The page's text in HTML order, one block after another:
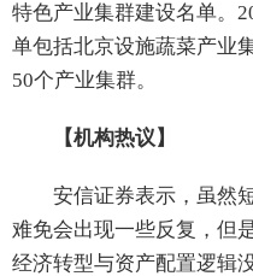
特色产业集群建设名单。
单包括北京设施蔬菜产业
50个产业集群。
【机构热议】
安信证券表示，虽然短
难免会出现一些反复，但
经济转型与资产配置逻辑